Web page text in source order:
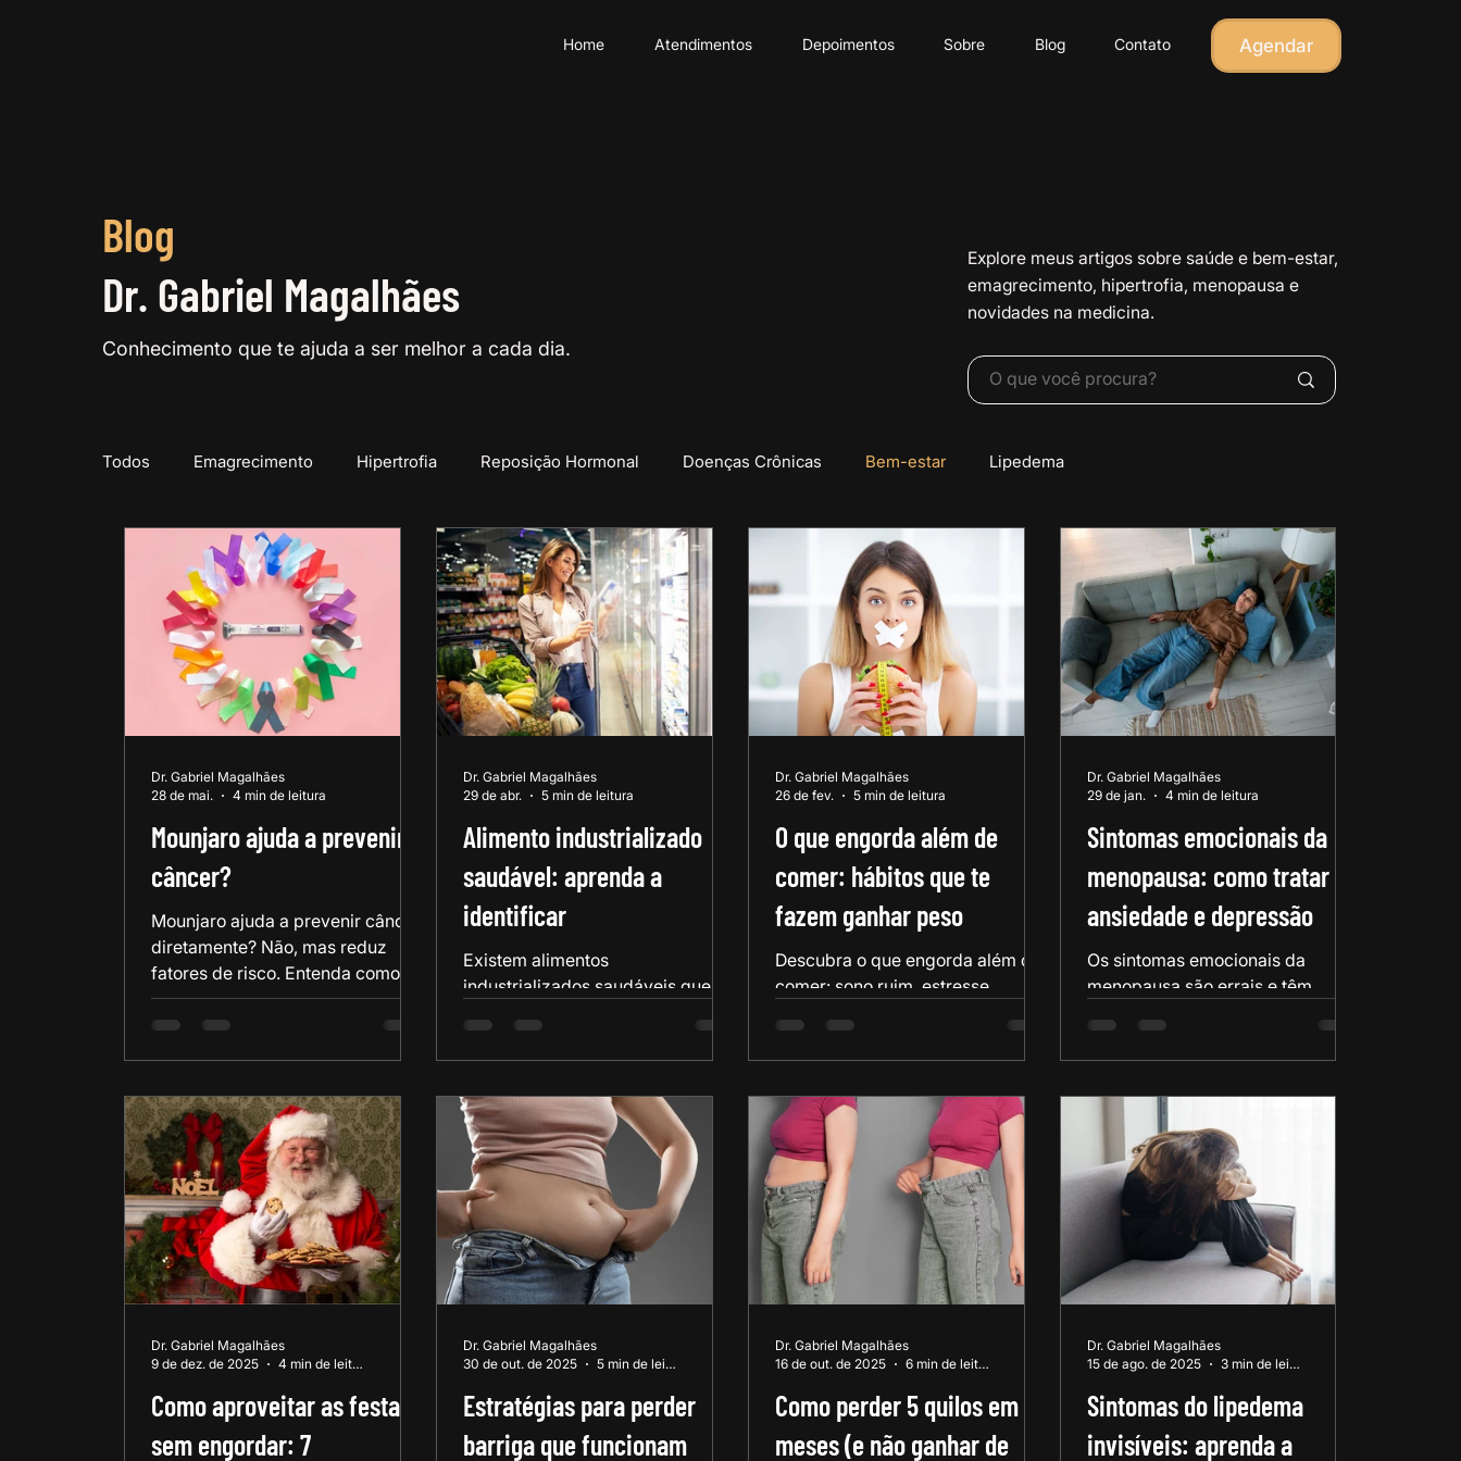
Home Atendimentos Depoimentos Sobre Blog Contato Agendar
Blog
Dr. Gabriel Magalhães
Conhecimento que te ajuda a ser melhor a cada dia.
Todos Emagrecimento Hipertrofia Reposição Hormonal Doenças Crônicas Bem-estar Lipedema
Mounjaro ajuda a prevenir
câncer?
Mounjaro ajuda a prevenir câncer
diretamente? Não, mas reduz
fatores de risco. Entenda como a
perda de peso e controle
metabólico diminuem chances de
Dr. Gabriel Magalhães
28 de mai.
4 min de leitura
Alimento industrializado
saudável: aprenda a
identificar
Existem alimentos
industrializados saudáveis que
da sua rotina alimentar! Descubra
quais são eles.
Dr. Gabriel Magalhães
29 de abr.
5 min de leitura
O que engorda além de
comer: hábitos que te
fazem ganhar peso
Descubra o que engorda além de
comer: sono ruim, estresse,
emagrecimento. Guia completo!
Dr. Gabriel Magalhães
26 de fev.
5 min de leitura
Sintomas emocionais da
menopausa: como tratar
ansiedade e depressão
Os sintomas emocionais da
menopausa são errais e têm
Dr. Gabriel Magalhães
29 de jan.
4 min de leitura
Como aproveitar as festas
sem engordar: 7
Dr. Gabriel Magalhães
9 de dez. de 2025
4 min de leitura
Estratégias para perder
barriga que funcionam
Dr. Gabriel Magalhães
30 de out. de 2025
5 min de leitura
Como perder 5 quilos em 2
meses (e não ganhar de
Dr. Gabriel Magalhães
16 de out. de 2025
6 min de leitura
Sintomas do lipedema
invisíveis: aprenda a
Dr. Gabriel Magalhães
15 de ago. de 2025
3 min de leitura
Explore meus artigos sobre saúde e bem-estar,
emagrecimento, hipertrofia, menopausa e
novidades na medicina.